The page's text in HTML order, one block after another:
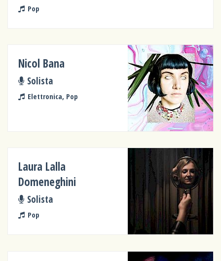
Pop
Nicol Bana
Solista
Elettronica, Pop
Laura Lalla
Domeneghini
Solista
Pop